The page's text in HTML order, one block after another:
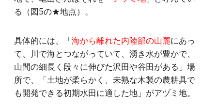
る（図5の★地点）。
具体的には、「海から離れた内陸部の山麓にあっ
て、川で海とつながっていて、湧き水が豊かで、
山間の細長く段々に伸びた沢田や谷田がある」場
所で、「土地が柔らかく、未熟な木製の農耕具で
も開発できる初期水田に適した地」がアヅミ地。